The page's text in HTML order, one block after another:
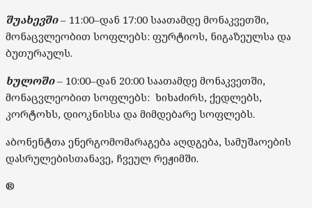
შუახევში– 11:00–დან 17:00 საათამდე მონაკვეთში,
მონაცვლეობით სოფლებს: ფურტიოს, ნიგაზეულსა და
ბუთურაულს.
ხულოში– 10:00–დან 20:00 საათამდე მონაკვეთში,
მონაცვლეობით სოფლებს: ხიხაძირს, ქედლებს,
კორტოხს, დიოკნისსა და მიმდებარე სოფლებს.
აბონენტთა ენერგომომარაგება აღდგება, სამუშაოების
დასრულებისთანავე, ჩვეულ რეჟიმში.
®